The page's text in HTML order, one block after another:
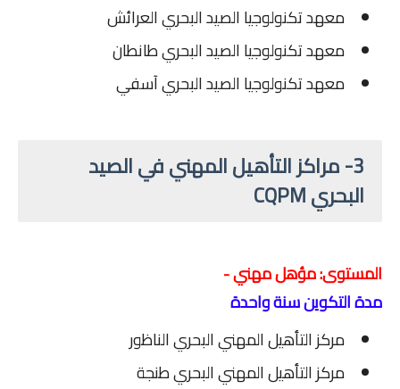
معهد تكنولوجيا الصيد البحري العرائش
معهد تكنولوجيا الصيد البحري طانطان
معهد تكنولوجيا الصيد البحري آسفي
3- مراكز التأهيل المهني في الصيد
البحري CQPM
المستوى: مؤهل مهني -
مدة التكوين سنة واحدة
مركز التأهيل المهني البحري الناظور
مركز التأهيل المهني البحري طنجة